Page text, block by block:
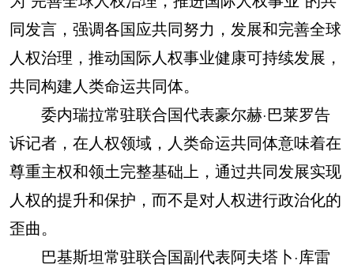
同发言，强调各国应共同努力，发展和完善全球
人权治理，推动国际人权事业健康可持续发展，
共同构建人类命运共同体。
委内瑞拉常驻联合国代表豪尔赫·巴莱罗告
诉记者，在人权领域，人类命运共同体意味着在
尊重主权和领土完整基础上，通过共同发展实现
人权的提升和保护，而不是对人权进行政治化的
歪曲。
巴基斯坦常驻联合国副代表阿夫塔卜·库雷